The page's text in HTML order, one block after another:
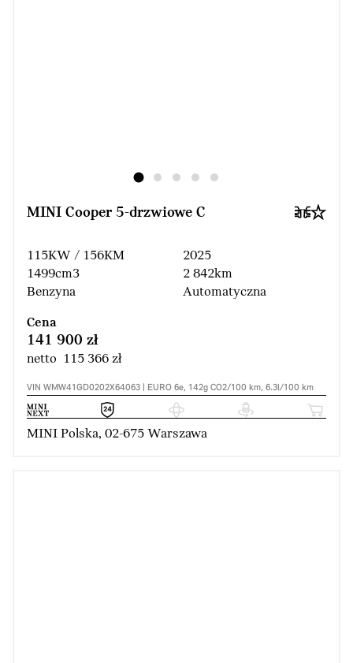
MINI Cooper 5-drzwiowe C
115KW / 156KM
1499cm3
Benzyna
2025
2 842km
Automatyczna
Cena
141 900 zł
netto 115 366 zł
VIN WMW41GD0202X64063 | EURO 6e, 142g CO2/100 km, 6.3l/100 km
MINI Polska, 02-675 Warszawa